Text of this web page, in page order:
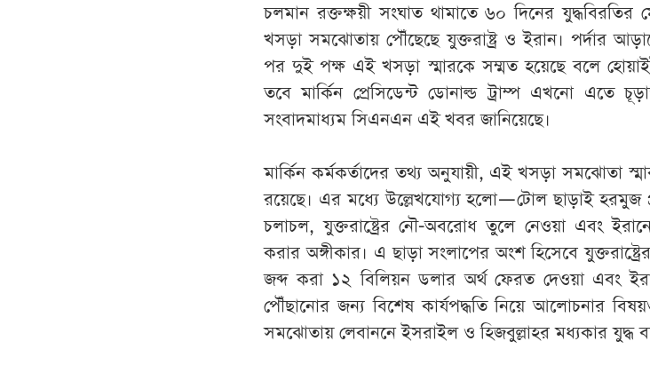
চলমান রক্তক্ষয়ী সংঘাত থামাতে ৬০ দিনের যুদ্ধবিরতির
খসড়া সমঝোতায় পৌঁছেছে যুক্তরাষ্ট্র ও ইরান। পর্দার
পর দুই পক্ষ এই খসড়া স্মারকে সম্মত হয়েছে বলে
তবে মার্কিন প্রেসিডেন্ট ডোনাল্ড ট্রাম্প এখনো এতে
সংবাদমাধ্যম সিএনএন এই খবর জানিয়েছে।
মার্কিন কর্মকর্তাদের তথ্য অনুযায়ী, এই খসড়া সমঝোতা
রয়েছে। এর মধ্যে উল্লেখযোগ্য হলো—টোল ছাড়াই হরমুজ
চলাচল, যুক্তরাষ্ট্রের নৌ-অবরোধ তুলে নেওয়া এবং
করার অঙ্গীকার। এ ছাড়া সংলাপের অংশ হিসেবে যুক্তরাষ্ট্রের
জব্দ করা ১২ বিলিয়ন ডলার অর্থ ফেরত দেওয়া এবং
পৌঁছানোর জন্য বিশেষ কার্যপদ্ধতি নিয়ে আলোচনার
সমঝোতায় লেবাননে ইসরাইল ও হিজবুল্লাহর মধ্যকার যুদ্ধ